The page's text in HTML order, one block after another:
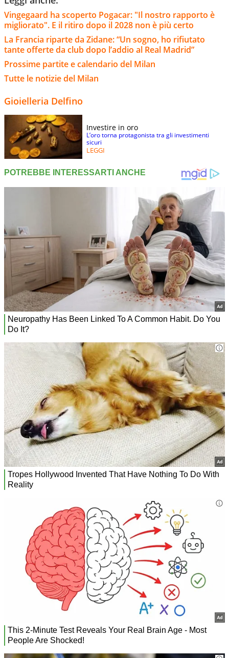
Vingegaard ha scoperto Pogacar: "Il nostro rapporto è
migliorato". E il ritiro dopo il 2028 non è più certo
La Francia riparte da Zidane: “Un sogno, ho rifiutato
tante offerte da club dopo l’addio al Real Madrid”
Prossime partite e calendario del Milan
Tutte le notizie del Milan
Gioielleria Delfino
Investire in oro
L’oro torna protagonista tra gli investimenti
sicuri
LEGGI